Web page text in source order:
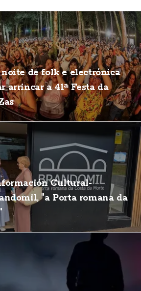
de folk e electrónica
arrincar a 41ª Festa da
Cultural-
"a Porta romana da